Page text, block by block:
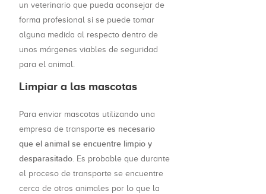
un veterinario que pueda aconsejar de
forma profesional si se puede tomar
alguna medida al respecto dentro de
unos márgenes viables de seguridad
para el animal.
Limpiar a las mascotas
Para enviar mascotas utilizando una
empresa de transporte es necesario
que el animal se encuentre limpio y
desparasitado. Es probable que durante
el proceso de transporte se encuentre
cerca de otros animales por lo que la